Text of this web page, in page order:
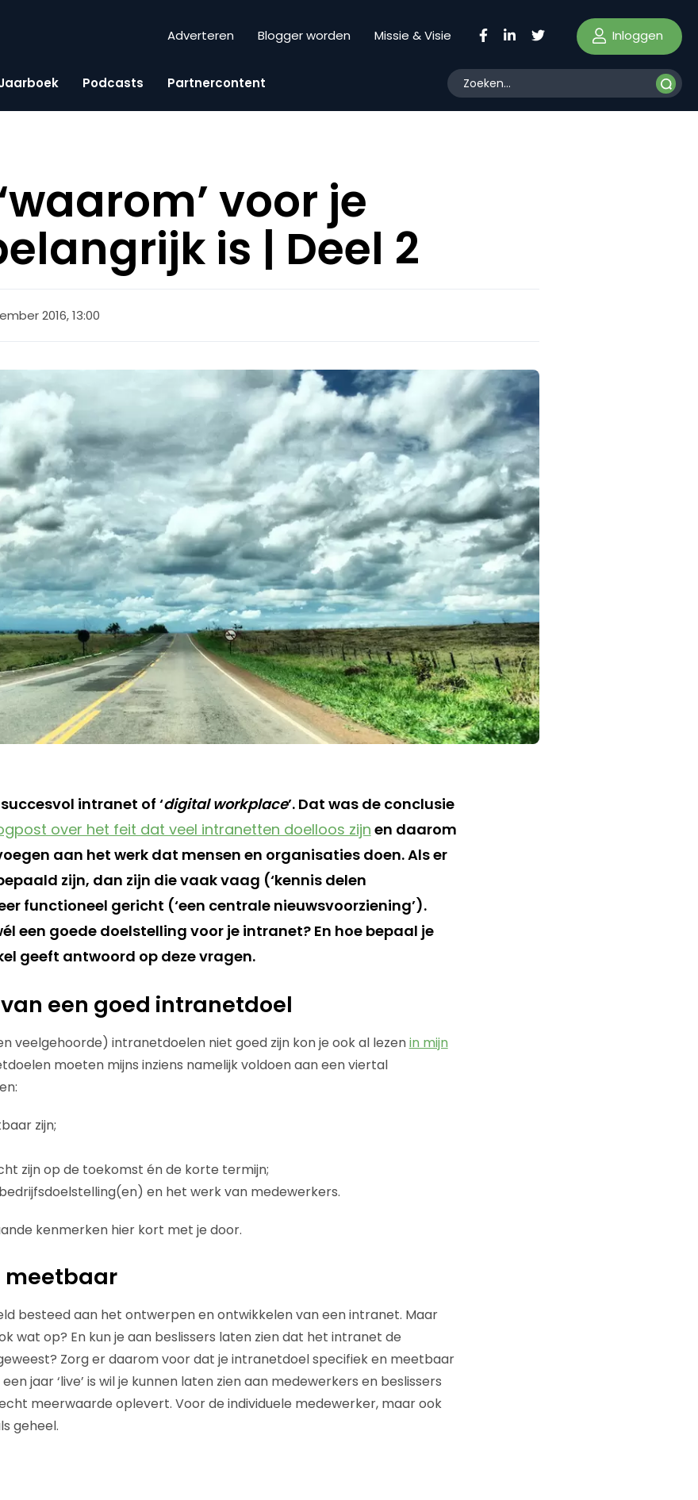
Adverteren Blogger worden Missie & Visie Inloggen
Podcasts Partnercontent
voor je
is | Deel 2
2016, 13:00
intranet of ‘digital workplace’. Dat was de conclusie
over het feit dat veel intranetten doelloos zijn en daarom
aan het werk dat mensen en organisaties doen. Als er
zijn, dan zijn die vaak vaag (‘kennis delen
functioneel gericht (‘een centrale nieuwsvoorziening’).
een goede doelstelling voor je intranet? En hoe bepaal je
geeft antwoord op deze vragen.
een goed intranetdoel
veelgehoorde) intranetdoelen niet goed zijn kon je ook al lezenin mijn
moeten mijns inziens namelijk voldoen aan een viertal
zijn;
zijn op de toekomst én de korte termijn;
en het werk van medewerkers.
kenmerken hier kort met je door.
meetbaar
besteed aan het ontwerpen en ontwikkelen van een intranet. Maar
wat op? En kun je aan beslissers laten zien dat het intranet de
Zorg er daarom voor dat je intranetdoel specifiek en meetbaar
jaar ‘live’ is wil je kunnen laten zien aan medewerkers en beslissers
meerwaarde oplevert. Voor de individuele medewerker, maar ook
geheel.